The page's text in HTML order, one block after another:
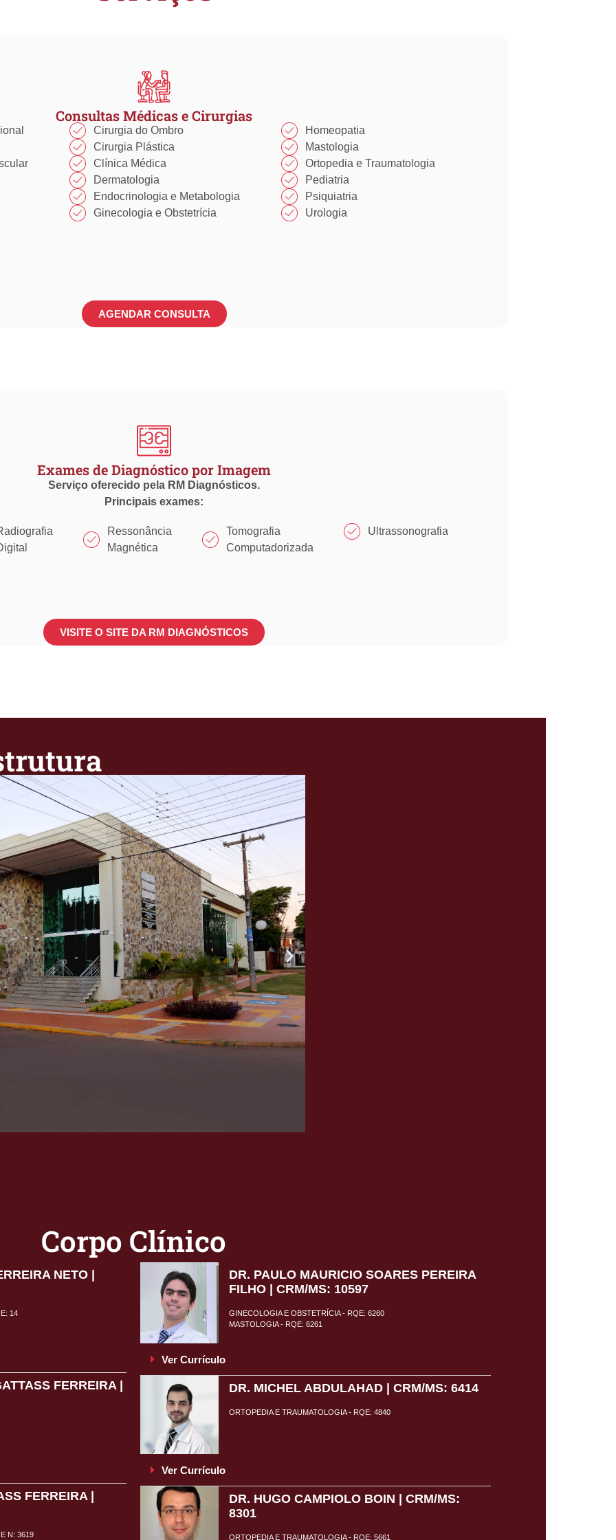
Consultas Médicas e Cirurgias
Cirurgia do Ombro​​
Cirurgia Plástica​​
Clínica Médica​​
Dermatologia
Endocrinologia e Metabologia​
Ginecologia e Obstetrícia
Homeopatia​
Mastologia​
Ortopedia e Traumatologia​
Pediatria
Psiquiatria
Urologia
AGENDAR CONSULTA
Exames de Diagnóstico por Imagem
Serviço oferecido pela RM Diagnósticos.
Principais exames:
Ressonância
Magnética
Tomografia
Computadorizada
Ultrassonografia
VISITE O SITE DA RM DIAGNÓSTICOS
Corpo Clínico
NETO |
14
FERREIRA |
FERREIRA |
N: 3619
DR. PAULO MAURICIO SOARES PEREIRA
FILHO | CRM/MS: 10597
GINECOLOGIA E OBSTETRÍCIA - RQE: 6260
MASTOLOGIA - RQE: 6261
Ver Currículo
DR. MICHEL ABDULAHAD | CRM/MS: 6414
ORTOPEDIA E TRAUMATOLOGIA - RQE: 4840
Ver Currículo
DR. HUGO CAMPIOLO BOIN | CRM/MS:
8301
ORTOPEDIA E TRAUMATOLOGIA - RQE: 5661